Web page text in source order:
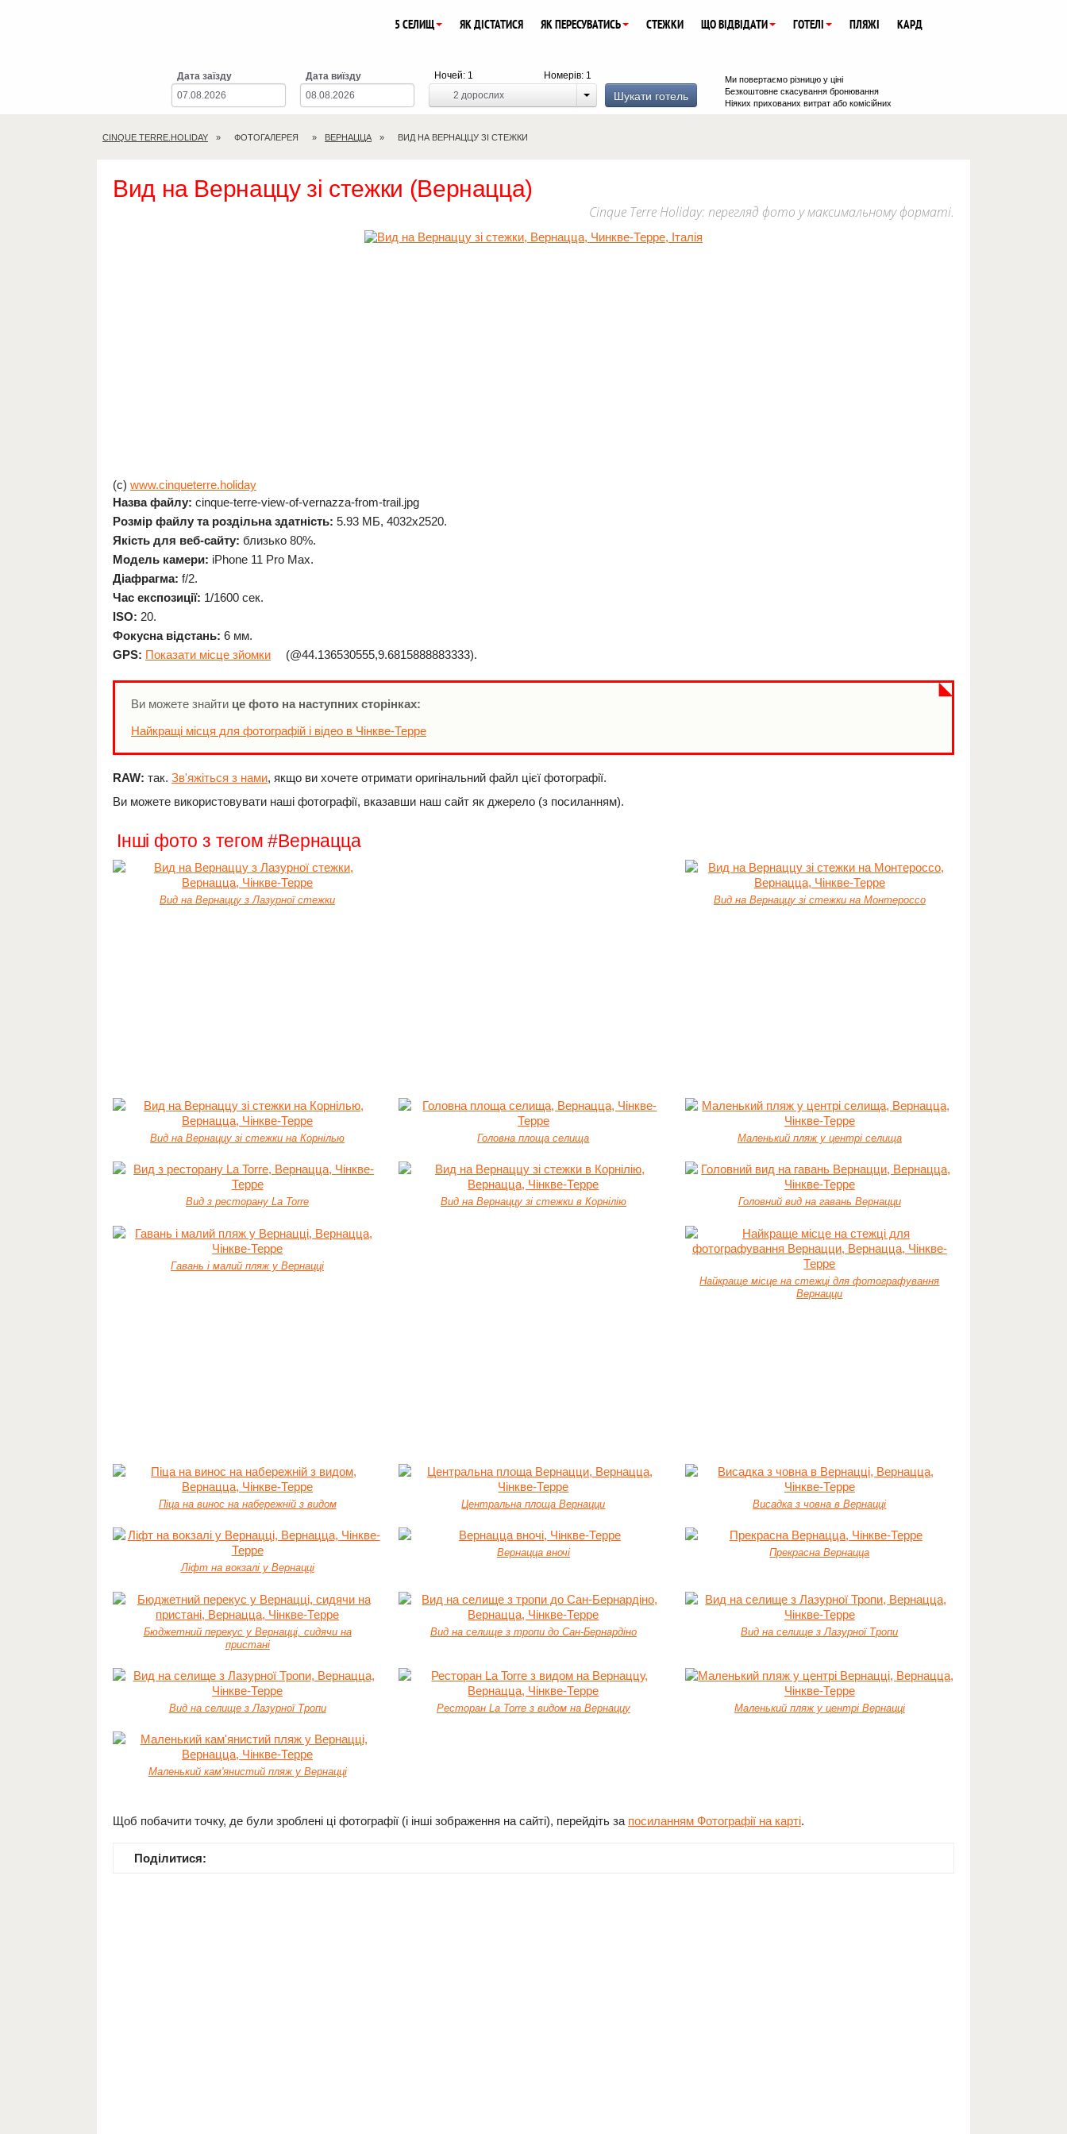
5 СЕЛИЩ ЯК ДІСТАТИСЯ ЯК ПЕРЕСУВАТИСЬ СТЕЖКИ ЩО ВІДВІДАТИ ГОТЕЛІ ПЛЯЖІ КАРД
Дата заїзду
Дата виїзду
2 дорослих
Ночей: 1 Номерів: 1
Шукати готель
Ми повертаємо різницю у ціні
Безкоштовне скасування бронювання
Ніяких прихованих витрат або комісійних
CINQUE TERRE.HOLIDAY ФОТОГАЛЕРЕЯ ВЕРНАЦЦА ВИД НА ВЕРНАЦЦУ ЗІ СТЕЖКИ
Вид на Вернаццу зі стежки (Вернацца)
Cinque Terre Holiday: перегляд фото у максимальному форматі.
(c) www.cinqueterre.holiday
Назва файлу: cinque-terre-view-of-vernazza-from-trail.jpg
Розмір файлу та роздільна здатність: 5.93 МБ, 4032x2520.
Якість для веб-сайту: близько 80%.
Модель камери: iPhone 11 Pro Max.
Діафрагма: f/2.
Час експозиції: 1/1600 сек.
ISO: 20.
Фокусна відстань: 6 мм.
GPS: Показати місце зйомки (@44.136530555,9.6815888883333).
Ви можете знайти це фото на наступних сторінках:
Найкращі місця для фотографій і відео в Чінкве-Терре
RAW: так. Зв'яжіться з нами, якщо ви хочете отримати оригінальний файл цієї фотографії.
Ви можете використовувати наші фотографії, вказавши наш сайт як джерело (з посиланням).
Інші фото з тегом #Вернацца
Вид на Вернаццу з Лазурної стежки Вид на Вернаццу зі стежки на Монтероссо
Вид на Вернаццу зі стежки на Корнілью Головна площа селища Маленький пляж у центрі селища
Вид з ресторану La Torre Вид на Вернаццу зі стежки в Корнілію Головний вид на гавань Вернацци
Гавань і малий пляж у Вернацці
Найкраще місце на стежці для фотографування
Вернацци
Піца на винос на набережній з видом Центральна площа Вернацци Висадка з човна в Вернацці
Ліфт на вокзалі у Вернацці
Вернацца вночі Прекрасна Вернацца
Бюджетний перекус у Вернацці, сидячи на
пристані
Вид на селище з тропи до Сан-Бернардіно Вид на селище з Лазурної Тропи
Вид на селище з Лазурної Тропи Ресторан La Torre з видом на Вернаццу Маленький пляж у центрі Вернацці
Маленький кам'янистий пляж у Вернацці
Щоб побачити точку, де були зроблені ці фотографії (і інші зображення на сайті), перейдіть за посиланням Фотографії на карті.
Поділитися: